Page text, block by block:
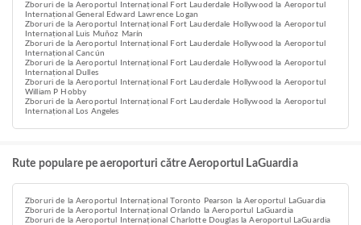
Zboruri de la Aeroportul Internațional Fort Lauderdale Hollywood la Aeroportul
Internațional General Edward Lawrence Logan
Zboruri de la Aeroportul Internațional Fort Lauderdale Hollywood la Aeroportul
Internațional Luis Muñoz Marín
Zboruri de la Aeroportul Internațional Fort Lauderdale Hollywood la Aeroportul
Internațional Cancún
Zboruri de la Aeroportul Internațional Fort Lauderdale Hollywood la Aeroportul
Internațional Dulles
Zboruri de la Aeroportul Internațional Fort Lauderdale Hollywood la Aeroportul
William P Hobby
Zboruri de la Aeroportul Internațional Fort Lauderdale Hollywood la Aeroportul
Internațional Los Angeles
Rute populare pe aeroporturi către Aeroportul LaGuardia
Zboruri de la Aeroportul Internațional Toronto Pearson la Aeroportul LaGuardia
Zboruri de la Aeroportul Internațional Orlando la Aeroportul LaGuardia
Zboruri de la Aeroportul Internațional Charlotte Douglas la Aeroportul LaGuardia